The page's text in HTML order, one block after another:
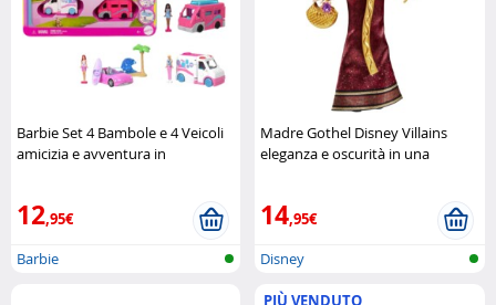
Barbie Set 4 Bambole e 4 Veicoli
amicizia e avventura in
12,95€
Barbie
Madre Gothel Disney Villains
eleganza e oscurità in una
14,95€
Disney
PIÙ VENDUTO